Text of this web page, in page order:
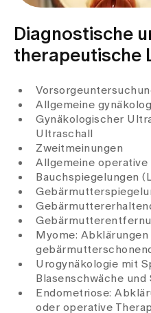
Diagnostische
therapeutische
Allgemeine
Gynäkologischer
Ultraschall
Zweitmeinungen
Allgemeine operative
Bauchspiegelungen
Myome:
Urogynäkologie mit
Blasenschwäche
Endometriose:
oder operative